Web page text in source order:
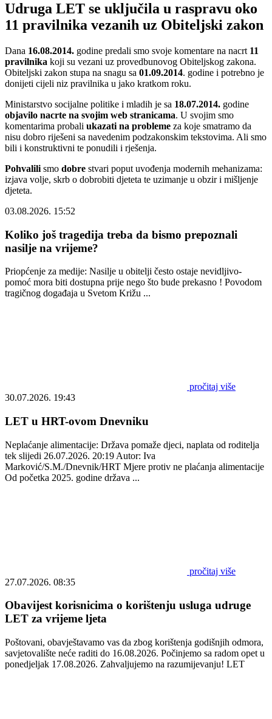
Udruga LET se uključila u raspravu oko
11 pravilnika vezanih uz Obiteljski zakon
Dana 16.08.2014. godine predali smo svoje komentare na nacrt 11
pravilnika koji su vezani uz provedbunovog Obiteljskog zakona.
Obiteljski zakon stupa na snagu sa 01.09.2014. godine i potrebno je
donijeti cijeli niz pravilnika u jako kratkom roku.
Ministarstvo socijalne politike i mladih je sa 18.07.2014. godine
objavilo nacrte na svojim web stranicama. U svojim smo
komentarima probali ukazati na probleme za koje smatramo da
nisu dobro riješeni sa navedenim podzakonskim tekstovima. Ali smo
bili i konstruktivni te ponudili i rješenja.
Pohvalili smo dobre stvari poput uvođenja modernih mehanizama:
izjava volje, skrb o dobrobiti djeteta te uzimanje u obzir i mišljenje
djeteta.
03.08.2026. 15:52
Koliko još tragedija treba da bismo prepoznali
nasilje na vrijeme?
Priopćenje za medije: Nasilje u obitelji često ostaje nevidljivo-
pomoć mora biti dostupna prije nego što bude prekasno ! Povodom
tragičnog događaja u Svetom Križu ...
pročitaj više
30.07.2026. 19:43
LET u HRT-ovom Dnevniku
Neplaćanje alimentacije: Država pomaže djeci, naplata od roditelja
tek slijedi 26.07.2026. 20:19 Autor: Iva
Marković/S.M./Dnevnik/HRT Mjere protiv ne plaćanja alimentacije
Od početka 2025. godine država ...
pročitaj više
27.07.2026. 08:35
Obavijest korisnicima o korištenju usluga udruge
LET za vrijeme ljeta
Poštovani, obavještavamo vas da zbog korištenja godišnjih odmora,
savjetovalište neće raditi do 16.08.2026. Počinjemo sa radom opet u
ponedjeljak 17.08.2026. Zahvaljujemo na razumijevanju! LET